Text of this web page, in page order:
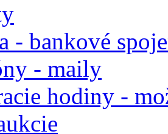
- bankové
- maily
hodiny -